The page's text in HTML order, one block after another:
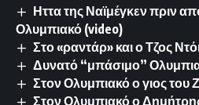
Ηττα της Ναϊμέγκεν πριν
Ολυμπιακό (video)
Στο «ραντάρ» και ο Τζος
Δυνατό “μπάσιμο”
Στον Ολυμπιακό ο γιος του
Στον Ολυμπιακό ο